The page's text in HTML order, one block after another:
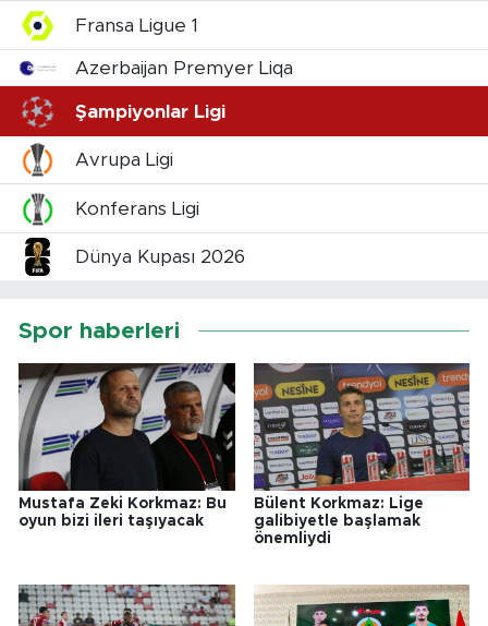
Fransa Ligue 1
Azerbaijan Premyer Liqa
Şampiyonlar Ligi
Avrupa Ligi
Konferans Ligi
Dünya Kupası 2026
Spor haberleri
Mustafa Zeki Korkmaz: Bu
oyun bizi ileri taşıyacak
Bülent Korkmaz: Lige
galibiyetle başlamak
önemliydi